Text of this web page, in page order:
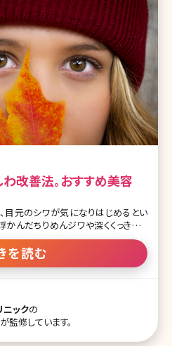
改善法。おすすめ美容
目元のシワが気になりはじめるとい
んだちりめんジワや深くくっきりと
切り笑うことができないという方も
元のしわは初期段階でケアを始めれ
も不可能ではありません。ここで目
の疲れやこんな習慣が原因になる
法 2-1.目元のしわを改善するコス
きるの?
シワ。笑ったときにできる「ハッピー
を読む
ニックの
が監修しています。